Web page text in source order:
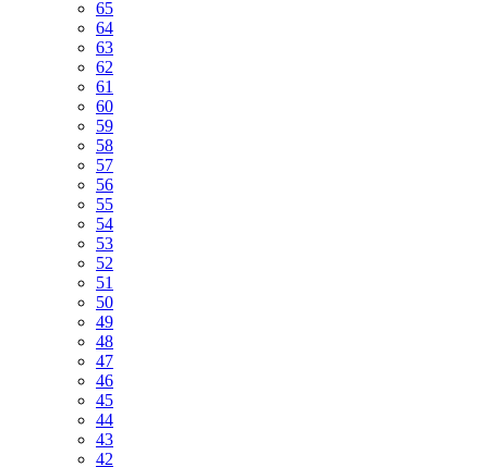
65
64
63
62
61
60
59
58
57
56
55
54
53
52
51
50
49
48
47
46
45
44
43
42